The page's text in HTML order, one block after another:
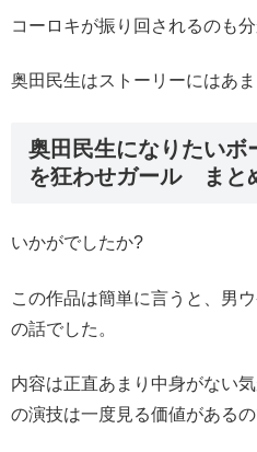
コーロキが振り回されるのも
奥田民生はストーリーにはあ
奥田民生になりたいボ
を狂わせガール まと
いかがでしたか?
この作品は簡単に言うと、男
の話でした。
内容は正直あまり中身がない
の演技は一度見る価値があるの